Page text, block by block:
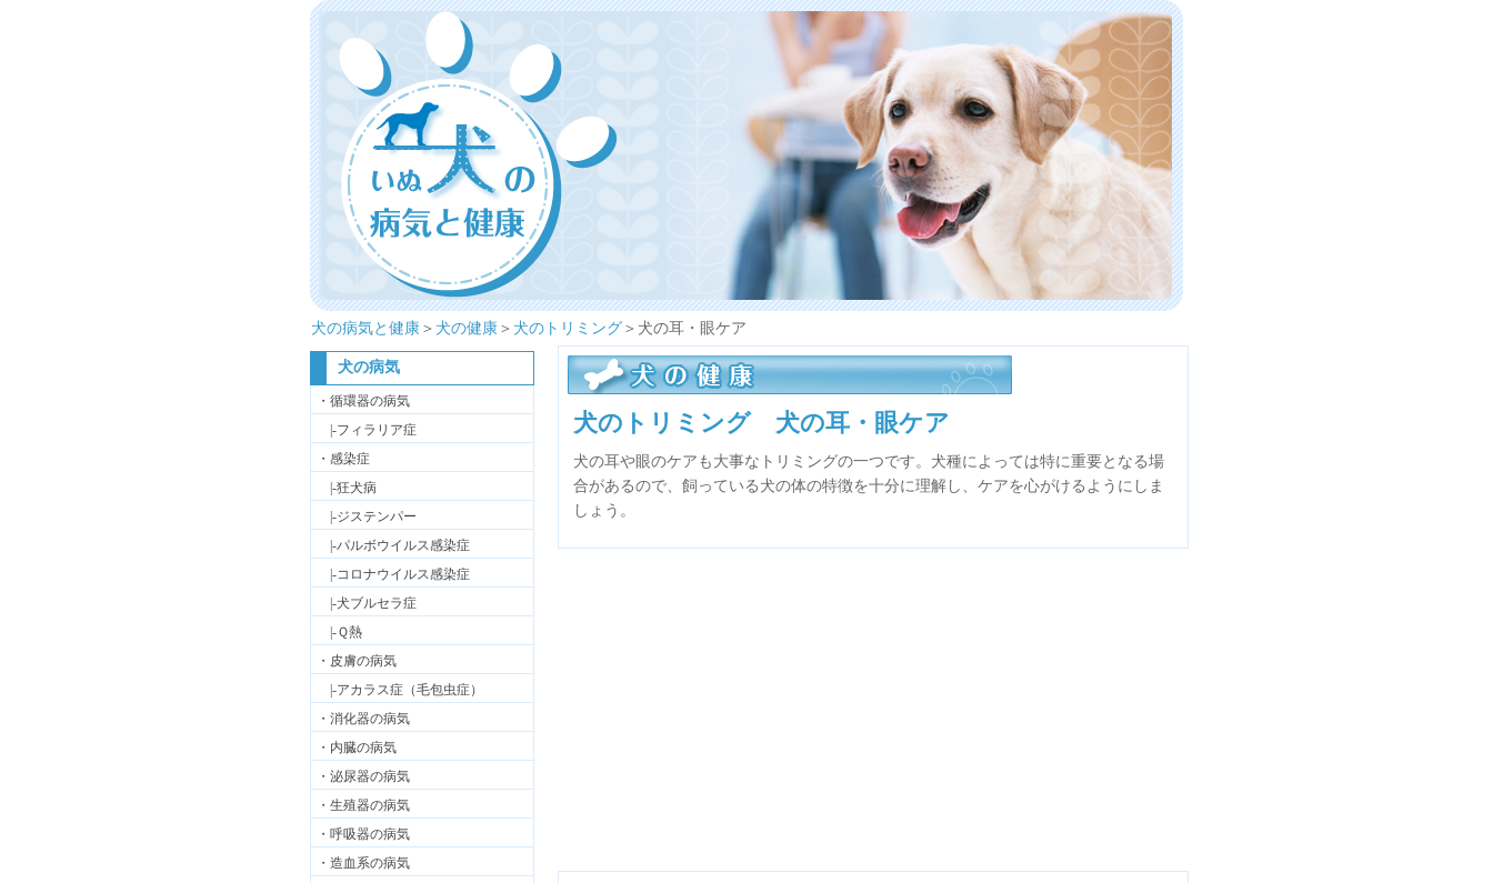
犬の病気と健康 ＞ 犬の健康 ＞ 犬のトリミング ＞犬の耳・眼ケア
犬のトリミング 犬の耳・眼ケア
犬の耳や眼のケアも大事なトリミングの一つです。犬種によっては特に重要となる場
合があるので、飼っている犬の体の特徴を十分に理解し、ケアを心がけるようにしま
しょう。
犬の病気
・循環器の病気
|-フィラリア症
・感染症
|-狂犬病
|-ジステンパー
|-パルボウイルス感染症
|-コロナウイルス感染症
|-犬ブルセラ症
|-Ｑ熱
・皮膚の病気
|-アカラス症（毛包虫症）
・消化器の病気
・内臓の病気
・泌尿器の病気
・生殖器の病気
・呼吸器の病気
・造血系の病気